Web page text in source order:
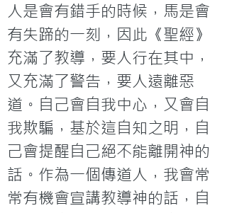
人是會有錯手的時候，馬是會
有失蹄的一刻，因此《聖經》
充滿了教導，要人行在其中，
又充滿了警告，要人遠離惡
道。自己會自我中心，又會自
我欺騙，基於這自知之明，自
己會提醒自己絕不能離開神的
話。作為一個傳道人，我會常
常有機會宣講教導神的話，自